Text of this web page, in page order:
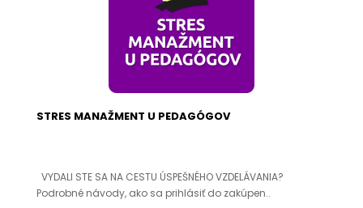
STRES MANAŽMENT U PEDAGÓGOV
VYDALI STE SA NA CESTU ÚSPEŠNÉHO VZDELÁVANIA?
Podrobné návody, ako sa prihlásiť do zakúpen..